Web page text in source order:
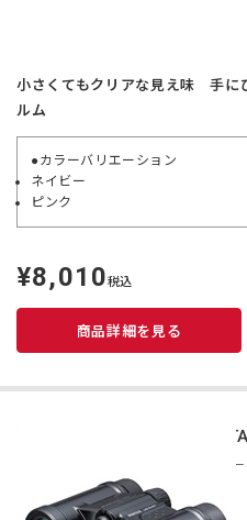
小さくてもクリアな見え味 手に
ルム
●カラーバリエーション
ネイビー
ピンク
定
価
¥8,010税込
商品詳細を見る
商品コ